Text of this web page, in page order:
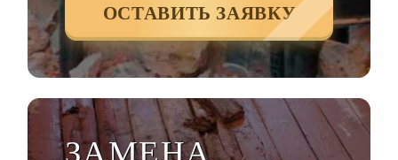
ОСТАВИТЬ ЗАЯВКУ
ЗАМЕНА